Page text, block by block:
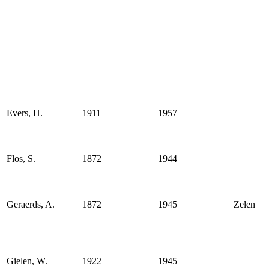
Evers, H. 1911 1957
Flos, S. 1872 1944
Geraerds, A. 1872 1945 Zelen
Gielen, W. 1922 1945